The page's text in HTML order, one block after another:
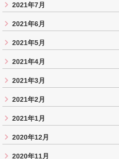
2021年7月
2021年6月
2021年5月
2021年4月
2021年3月
2021年2月
2021年1月
2020年12月
2020年11月